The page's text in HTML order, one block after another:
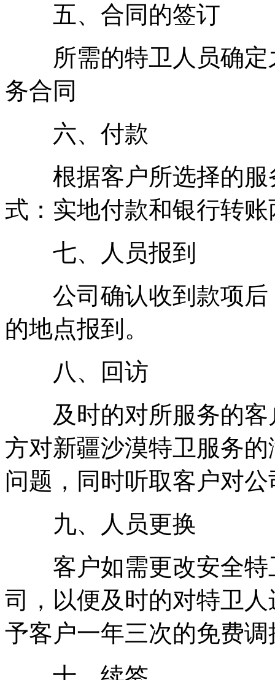
五、合同的签订
所需的特卫人员确定
务合同
六、付款
根据客户所选择的服
式：实地付款和银行转账
七、人员报到
公司确认收到款项后
的地点报到。
八、回访
及时的对所服务的客
方对新疆沙漠特卫服务
问题，同时听取客户对
九、人员更换
客户如需更改安全特
司，以便及时的对特卫
予客户一年三次的免费